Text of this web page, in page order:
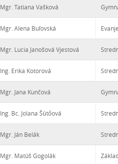
Mgr. Tatiana Vašková
Mgr. Alena Buľovská
Mgr. Lucia Janošová Vjestová
Ing. Erika Kotorová
Mgr. Jana Kunčová
Ing. Bc. Jolana Šütőová
Mgr. Ján Belák
Mgr. Matúš Gogolák